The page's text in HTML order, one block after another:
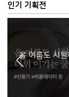
인기 기획전
올 여름도 시